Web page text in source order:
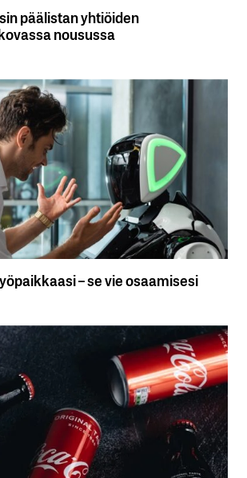
päälistan yhtiöiden
nousussa
– se vie osaamisesi